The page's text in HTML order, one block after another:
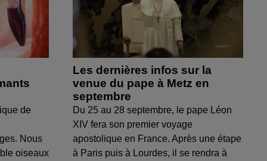
de
Nous
oiseaux
Les dernières infos sur la
venue du pape à Metz en
septembre
Du 25 au 28 septembre, le pape Léon
XIV fera son premier voyage
apostolique en France. Après une étape
à Paris puis à Lourdes, il se rendra à